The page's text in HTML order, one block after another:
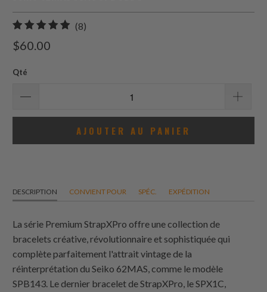
(8)
$60.00
Qté
AJOUTER AU PANIER
DESCRIPTION CONVIENT POUR SPÉC. EXPÉDITION
La série Premium StrapXPro offre une collection de
bracelets créative, révolutionnaire et sophistiquée qui
complète parfaitement l'attrait vintage de la
réinterprétation du Seiko 62MAS, comme le modèle
SPB143. Le dernier bracelet de StrapXPro, le SPX1C,